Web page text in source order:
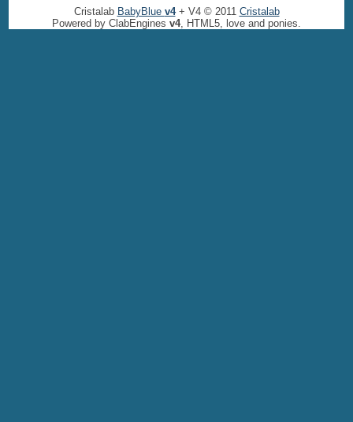
Cristalab BabyBlue v4+ V4 © 2011 Cristalab
Powered by ClabEngines v4, HTML5, love and ponies.